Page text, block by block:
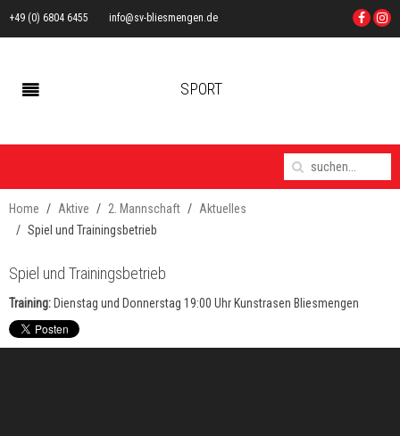
+49 (0) 6804 6455 info@sv-bliesmengen.de
SPORT
Home Aktive 2. Mannschaft
Aktuelles
Spiel und Trainingsbetrieb
Spiel und Trainingsbetrieb
Training: Dienstag und Donnerstag 19:00 Uhr Kunstrasen Bliesmengen